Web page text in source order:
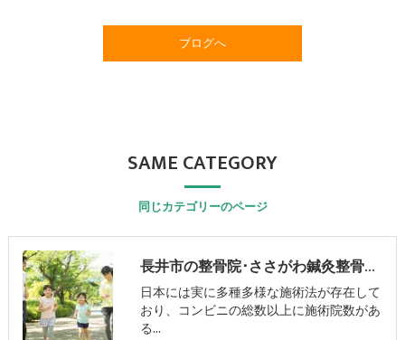
ブログへ
同じカテゴリーのページ
SAME CATEGORY
長井市の整骨院･ささがわ鍼灸整骨院の口コミ情報
日本には実に多種多様な施術法が存在して
おり、コンビニの総数以上に施術院数があ
る…